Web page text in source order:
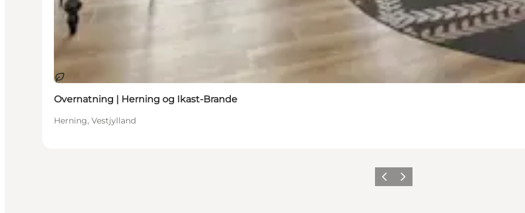
Bæredygtige oplevelser
Overnatning | Herning og Ikast-Brande
Herning, Vestjylland
ForrigeNæste